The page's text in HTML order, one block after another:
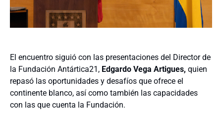
El encuentro siguió con las presentaciones del Director de
la Fundación Antártica21, Edgardo Vega Artigues, quien
repasó las oportunidades y desafíos que ofrece el
continente blanco, así como también las capacidades
con las que cuenta la Fundación.